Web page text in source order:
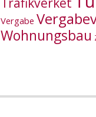
Vergabe
Wohnungsbau